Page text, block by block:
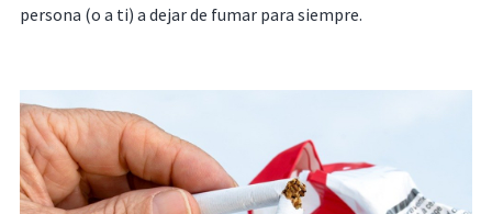
persona (o a ti) a dejar de fumar para siempre.